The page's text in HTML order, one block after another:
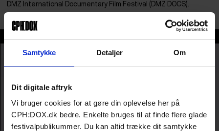
Samtykke Detaljer Om
Dit digitale aftryk
Vi bruger cookies for at gøre din oplevelse her på
CPH:DOX.dk bedre. Enkelte bruges til at finde flere glade
festivalpublikummer. Du kan altid trække dit samtykke
DMZ International Documentary Film Festival (DMZ DOCS).